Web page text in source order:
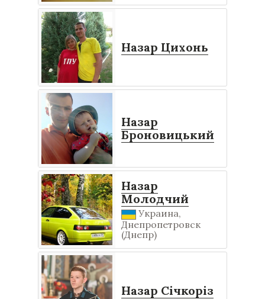
Назар Цихонь
Назар
Броновицький
Назар
Молодчий
Украина,
Днепропетровск
(Днепр)
Назар Січкоріз